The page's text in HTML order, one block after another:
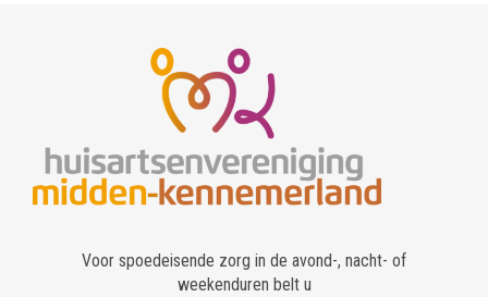
Voor spoedeisende zorg in de avond-, nacht- of
weekenduren belt u